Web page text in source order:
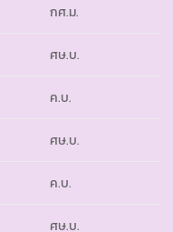
กศ.ม.
ศษ.บ.
ค.บ.
ศษ.บ.
ค.บ.
ศษ.บ.